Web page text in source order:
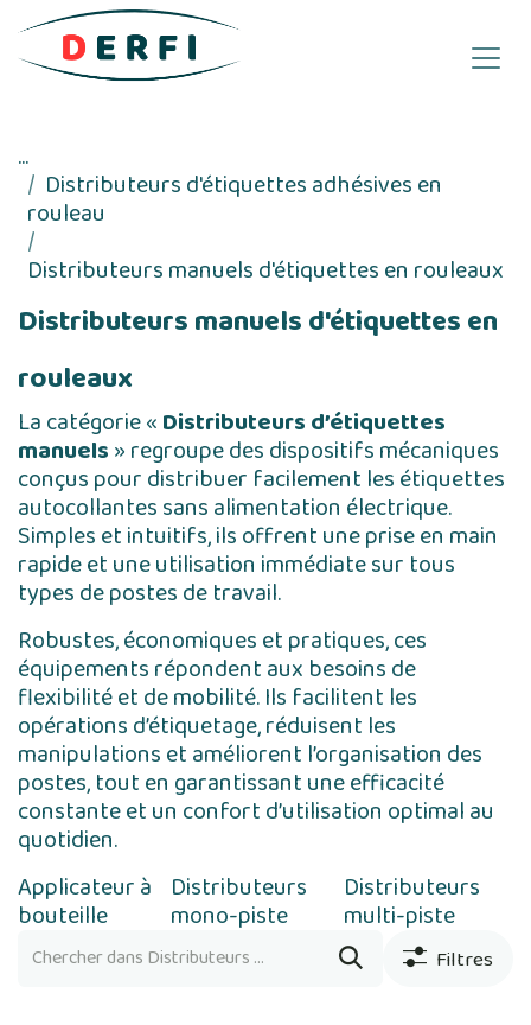
Se rendre au contenu
...
Distributeurs d'étiquettes adhésives en
rouleau
Distributeurs manuels d'étiquettes en rouleaux
Distributeurs manuels d'étiquettes en
rouleaux
La catégorie «Distributeurs d’étiquettes
manuels» regroupe des dispositifs mécaniques
conçus pour distribuer facilement les étiquettes
autocollantes sans alimentation électrique.
Simples et intuitifs, ils offrent une prise en main
rapide et une utilisation immédiate sur tous
types de postes de travail.
Robustes, économiques et pratiques, ces
équipements répondent aux besoins de
flexibilité et de mobilité. Ils facilitent les
opérations d’étiquetage, réduisent les
manipulations et améliorent l’organisation des
postes, tout en garantissant une efficacité
constante et un confort d’utilisation optimal au
quotidien.
Applicateur à
bouteille
Distributeurs
mono-piste
Distributeurs
multi-piste
Filtres